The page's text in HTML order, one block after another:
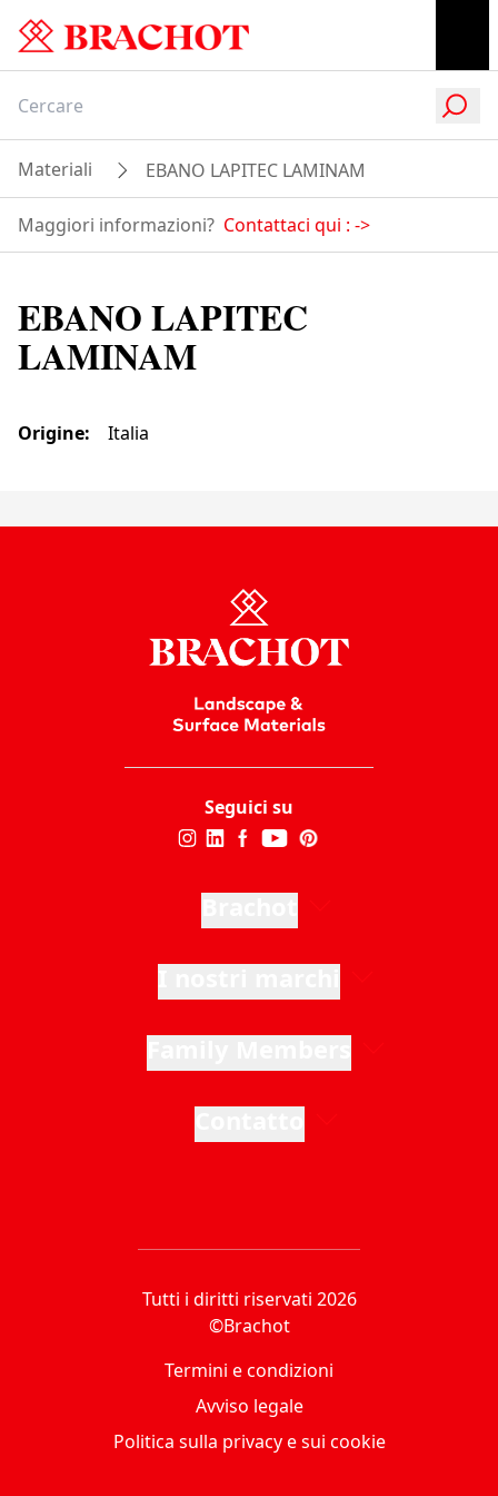
Materiali EBANO LAPITEC LAMINAM
Maggiori informazioni? Contattaci qui : ->
EBANO LAPITEC
LAMINAM
Origine: Italia
Seguici su
Tutti i diritti riservati 2026
©Brachot
Termini e condizioni
Avviso legale
Politica sulla privacy e sui cookie